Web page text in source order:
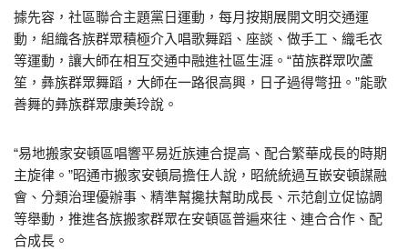
據先容，社區聯合主題黨日運動，每月按期展開文明交通運
動，組織各族群眾積極介入唱歌舞蹈、座談、做手工、織毛衣
等運動，讓大師在相互交通中融進社區生涯。“苗族群眾吹蘆
笙，彝族群眾舞蹈，大師在一路很高興，日子過得彆扭。”能歌
善舞的彝族群眾康美玲說。
“易地搬家安頓區唱響平易近族連合提高、配合繁華成長的時期
主旋律。”昭通市搬家安頓局擔任人說，昭統統過互嵌安頓謀融
會、分類治理優辦事、精準幫攙扶幫助成長、示范創立促協調
等舉動，推進各族搬家群眾在安頓區普遍來往、連合合作、配
合成長。